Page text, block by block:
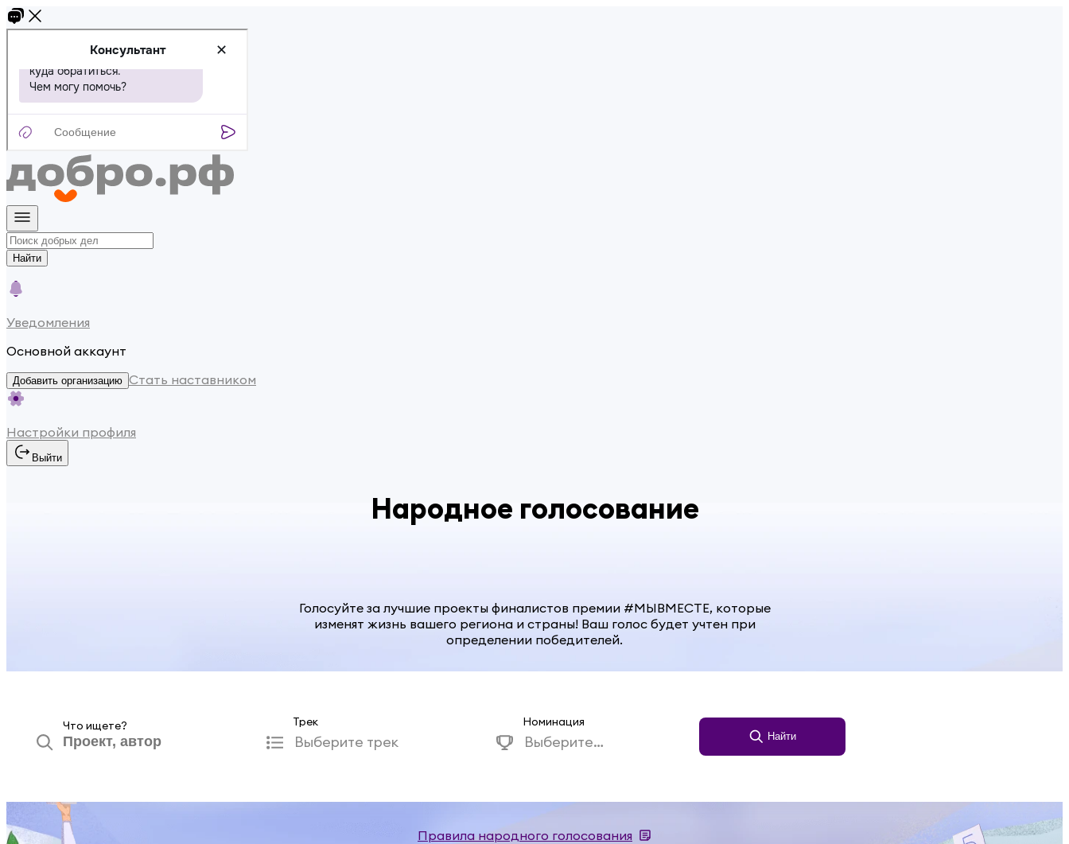
Найти
Уведомления
Основной аккаунт
Добавить организацию Стать наставником
Настройки профиля
Выйти
Народное голосование
Голосуйте за лучшие проекты финалистов премии #МЫВМЕСТЕ, которые
изменят жизнь вашего региона и страны! Ваш голос будет учтен при
определении победителей.
Что ищете? Трек
Выберите трек
Номинация
Выберите
Найти
Правила народного голосования